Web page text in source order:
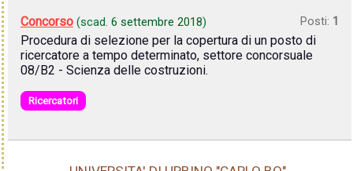
Concorso (scad. 6 settembre 2018) Posti: 1
Procedura di selezione per la copertura di un posto di
ricercatore a tempo determinato, settore concorsuale
08/B2 - Scienza delle costruzioni.
Ricercatori